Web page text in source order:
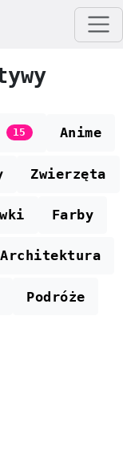
15 Anime
Zwierzęta
Farby
Architektura
Podróże